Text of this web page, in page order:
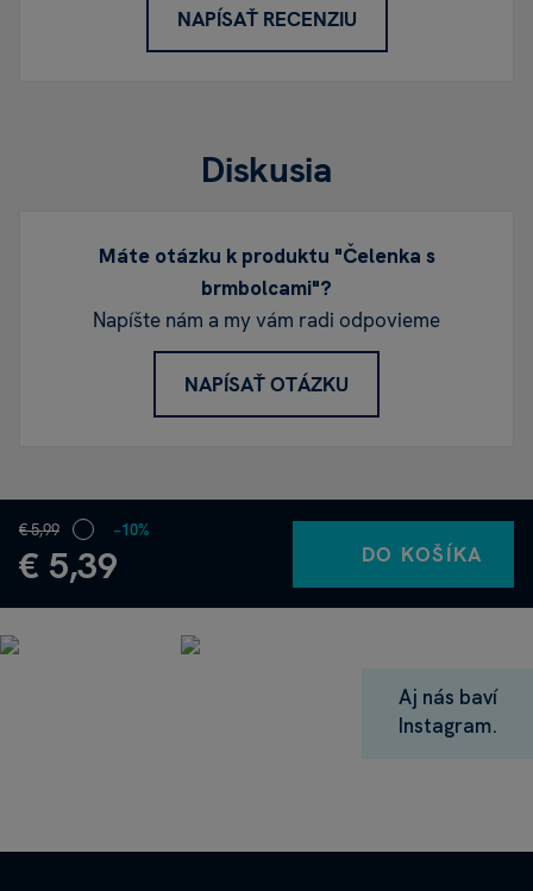
NAPÍSAŤ RECENZIU
Diskusia
Máte otázku k produktu "Čelenka s
brmbolcami"?
Napíšte nám a my vám radi odpovieme
NAPÍSAŤ OTÁZKU
€ 5,99
€ 5,39
−10%
DO KOŠÍKA
Aj nás baví
Instagram.